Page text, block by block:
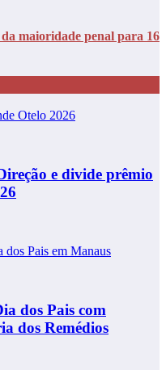
maioridade penal para 16
e divide prêmio
dos Pais com
dos Remédios